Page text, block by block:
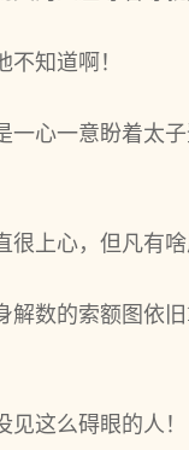
知道啊！
一心一意盼着太
很上心，但凡有
解数的索额图依
这么碍眼的人！